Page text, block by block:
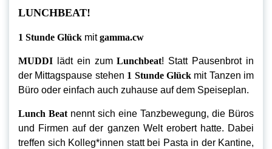
LUNCHBEAT!
1 Stunde Glück mitgamma.cw
MUDDI lädt ein zumLunchbeat! Statt Pausenbrot in
der Mittagspause stehen 1 Stunde Glückmit Tanzen im
Büro oder einfach auch zuhause auf dem Speiseplan.
Lunch Beat nennt sich eine Tanzbewegung, die Büros
und Firmen auf der ganzen Welt erobert hatte. Dabei
treffen sich Kolleg*innen statt bei Pasta in der Kantine,